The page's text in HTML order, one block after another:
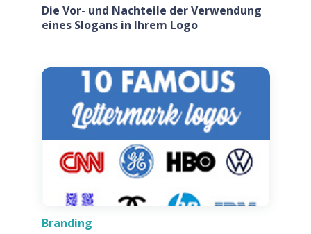
Die Vor- und Nachteile der Verwendung
eines Slogans in Ihrem Logo
Branding